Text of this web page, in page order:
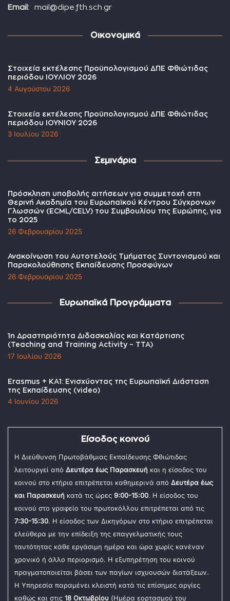
Email: mail@dipe.fth.sch.gr
Οικονομικά
Στοιχεία εκτέλεσης Προϋπολογισμού ΔΠΕ Φθιώτιδας
περιόδου ΙΟΥΛΙΟΥ 2026
4 Αυγούστου 2026
Στοιχεία εκτέλεσης Προϋπολογισμού ΔΠΕ Φθιώτιδας
περιόδου ΙΟΥΝΙΟΥ 2026
3 Ιουλίου 2026
Σεμινάρια
Πρόσκληση υποβολής αιτήσεων για συμμετοχή στη
Θερινή Ακαδημία του Ευρωπαϊκού Κέντρου Σύγχρονων
Γλωσσών (ECML/CELV) του Συμβουλίου της Ευρώπης, για
το 2025
26 Φεβρουαρίου 2025
Ανακοίνωση του Αυτοτελούς Τμήματος Συντονισμού και
Παρακολούθησης Εκπαίδευσης Προσφύγων
26 Φεβρουαρίου 2025
Ευρωπαϊκά Προγράμματα
1η Δραστηριότητα Διδασκαλίας και Κατάρτισης
(Teaching and Training Activity – TTA)
17 Ιουλίου 2026
Erasmus + KA1: Ενισχύοντας της Ευρωπαϊκή Διάσταση
της Εκπαίδευσης (video)
4 Ιουνίου 2026
Είσοδος κοινού
Η Διεύθυνση Πρωτοβάθμιας Εκπαίδευσης Φθιώτιδας
λειτουργεί από Δευτέρα έως Παρασκευή και η είσοδος του
κοινού στο κτήριο επιτρέπεται καθημερινά από Δευτέρα έως
και Παρασκευή κατά τις ώρες 9:00-15:00. Η είσοδος του
κοινού στο γραφείο του πρωτοκόλλου επιτρέπεται από τις
7:30-15:30. Η είσοδος των Δικηγόρων στο κτήριο επιτρέπεται
ελεύθερα με την επίδειξη της επαγγελματικής τους
ταυτότητας κάθε εργάσιμη ημέρα και ώρα χωρίς κανέναν
χρονικό ή άλλο περιορισμό. Η εξυπηρέτηση του κοινού
πραγματοποιείται βάσει των παγίων ισχυουσών διατάξεων.
Η Υπηρεσία παραμένει κλειστή κατά τις επίσημες αργίες
καθώς και στις 18 Οκτωβρίου (Ημέρα εορτασμού του